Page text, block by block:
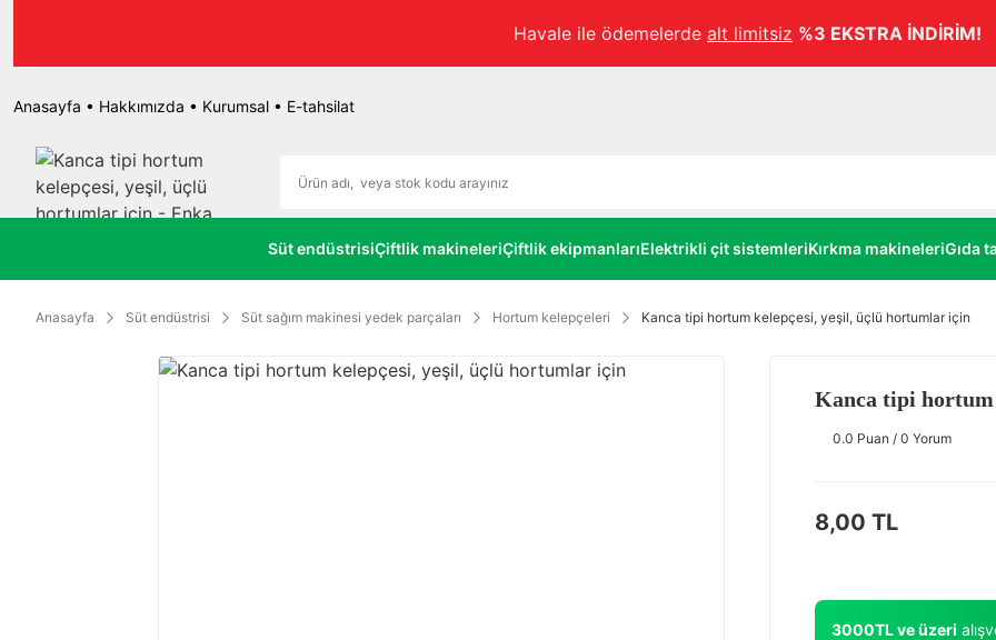
Havale ile ödemelerde alt limitsiz %3 EKSTRA İNDİRİM!
Anasayfa • Hakkımızda • Kurumsal • E-tahsilat
Süt endüstrisiÇiftlik makineleriÇiftlik ekipmanlarıElektrikli çit sistemleriKırkma makineleriGıda
Anasayfa Süt endüstrisi Süt sağım makinesi yedek parçaları Hortum kelepçeleri Kanca tipi hortum kelepçesi, yeşil, üçlü hortumlar için
Kanca tipi
0.0 Puan / 0 Yorum
8,00 TL
3000TL ve üzeri